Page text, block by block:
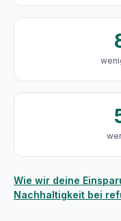
Wie wir deine
Nachhaltigkeit bei